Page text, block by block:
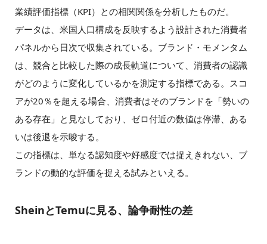
業績評価指標（KPI）との相関関係を分析したものだ。
データは、米国人口構成を反映するよう設計された消費者
パネルから日次で収集されている。ブランド・モメンタム
は、競合と比較した際の成長軌道について、消費者の認識
がどのように変化しているかを測定する指標である。スコ
アが20％を超える場合、消費者はそのブランドを「勢いの
ある存在」と見なしており、ゼロ付近の数値は停滞、ある
いは後退を示唆する。
この指標は、単なる認知度や好感度では捉えきれない、ブ
ランドの動的な評価を捉える試みといえる。
SheinとTemuに見る、論争耐性の差